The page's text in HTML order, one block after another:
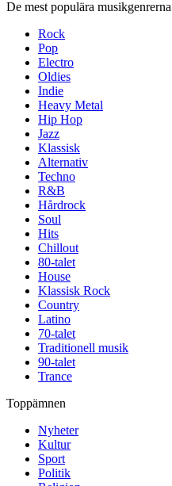
De mest populära musikgenrerna
Rock
Pop
Electro
Oldies
Indie
Heavy Metal
Hip Hop
Jazz
Klassisk
Alternativ
Techno
R&B
Hårdrock
Soul
Hits
Chillout
80-talet
House
Klassisk Rock
Country
Latino
70-talet
Traditionell musik
90-talet
Trance
Toppämnen
Nyheter
Kultur
Sport
Politik